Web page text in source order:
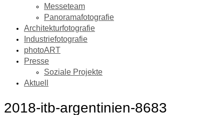
Messeteam
Panoramafotografie
Architekturfotografie
Industriefotografie
photoART
Presse
Soziale Projekte
Aktuell
2018-itb-argentinien-8683